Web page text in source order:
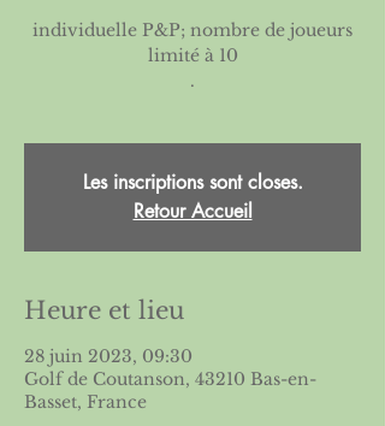
individuelle P&P; nombre de joueurs
limité à 10
.
Les inscriptions sont closes.
Retour Accueil
Heure et lieu
28 juin 2023, 09:30
Golf de Coutanson, 43210 Bas-en-
Basset, France